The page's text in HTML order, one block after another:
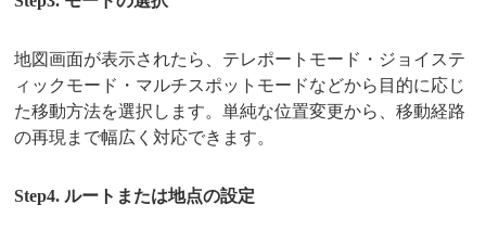
地図画面が表示されたら、テレポートモード・ジョイステ
ィックモード・マルチスポットモードなどから目的に応じ
た移動方法を選択します。単純な位置変更から、移動経路
の再現まで幅広く対応できます。
Step4. ルートまたは地点の設定